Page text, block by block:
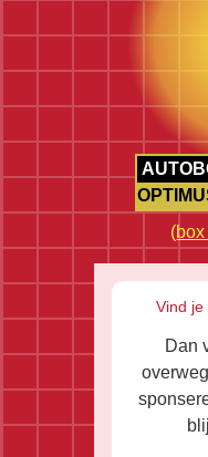
(
Vind je
Dan